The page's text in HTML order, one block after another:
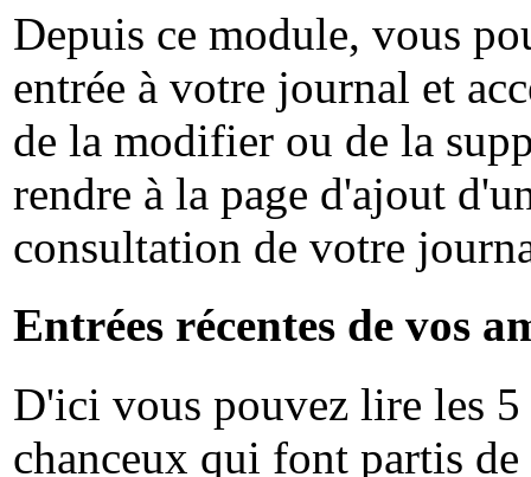
Depuis ce module, vous
entrée à votre journal et
de la modifier ou de la
rendre à la page d'ajout
consultation de votre
Entrées récentes de vos
D'ici vous pouvez lire les 5
chanceux qui font partis